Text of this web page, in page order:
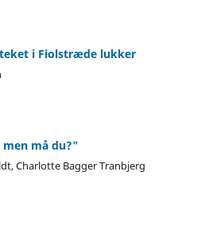
i Fiolstræde lukker
må du?"
Charlotte Bagger Tranbjerg